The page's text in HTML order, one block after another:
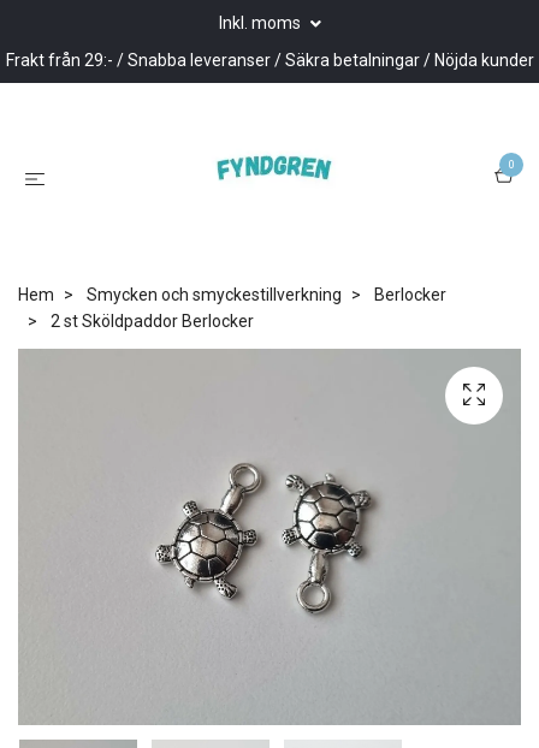
Inkl. moms
Frakt från 29:- / Snabba leveranser / Säkra betalningar / Nöjda kunder
0
Hem Smycken och smyckestillverkning
Berlocker
2 st Sköldpaddor Berlocker